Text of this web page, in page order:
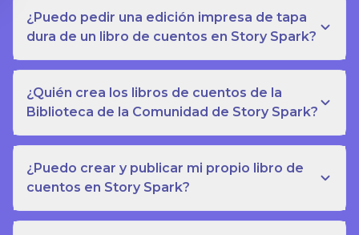
¿Puedo pedir una edición impresa de tapa
dura de un libro de cuentos en Story Spark?
¿Quién crea los libros de cuentos de la
Biblioteca de la Comunidad de Story Spark?
¿Puedo crear y publicar mi propio libro de
cuentos en Story Spark?